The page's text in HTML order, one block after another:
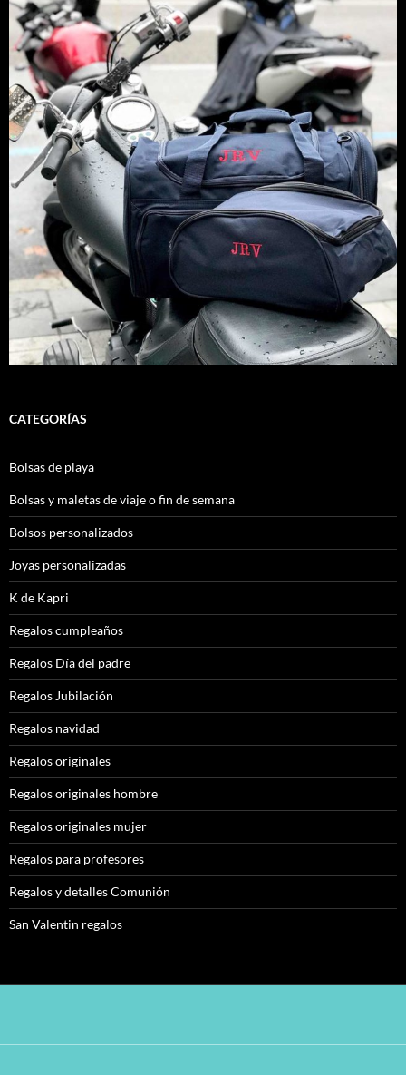
CATEGORÍAS
Bolsas de playa
Bolsas y maletas de viaje o fin de semana
Bolsos personalizados
Joyas personalizadas
K de Kapri
Regalos cumpleaños
Regalos Día del padre
Regalos Jubilación
Regalos navidad
Regalos originales
Regalos originales hombre
Regalos originales mujer
Regalos para profesores
Regalos y detalles Comunión
San Valentin regalos